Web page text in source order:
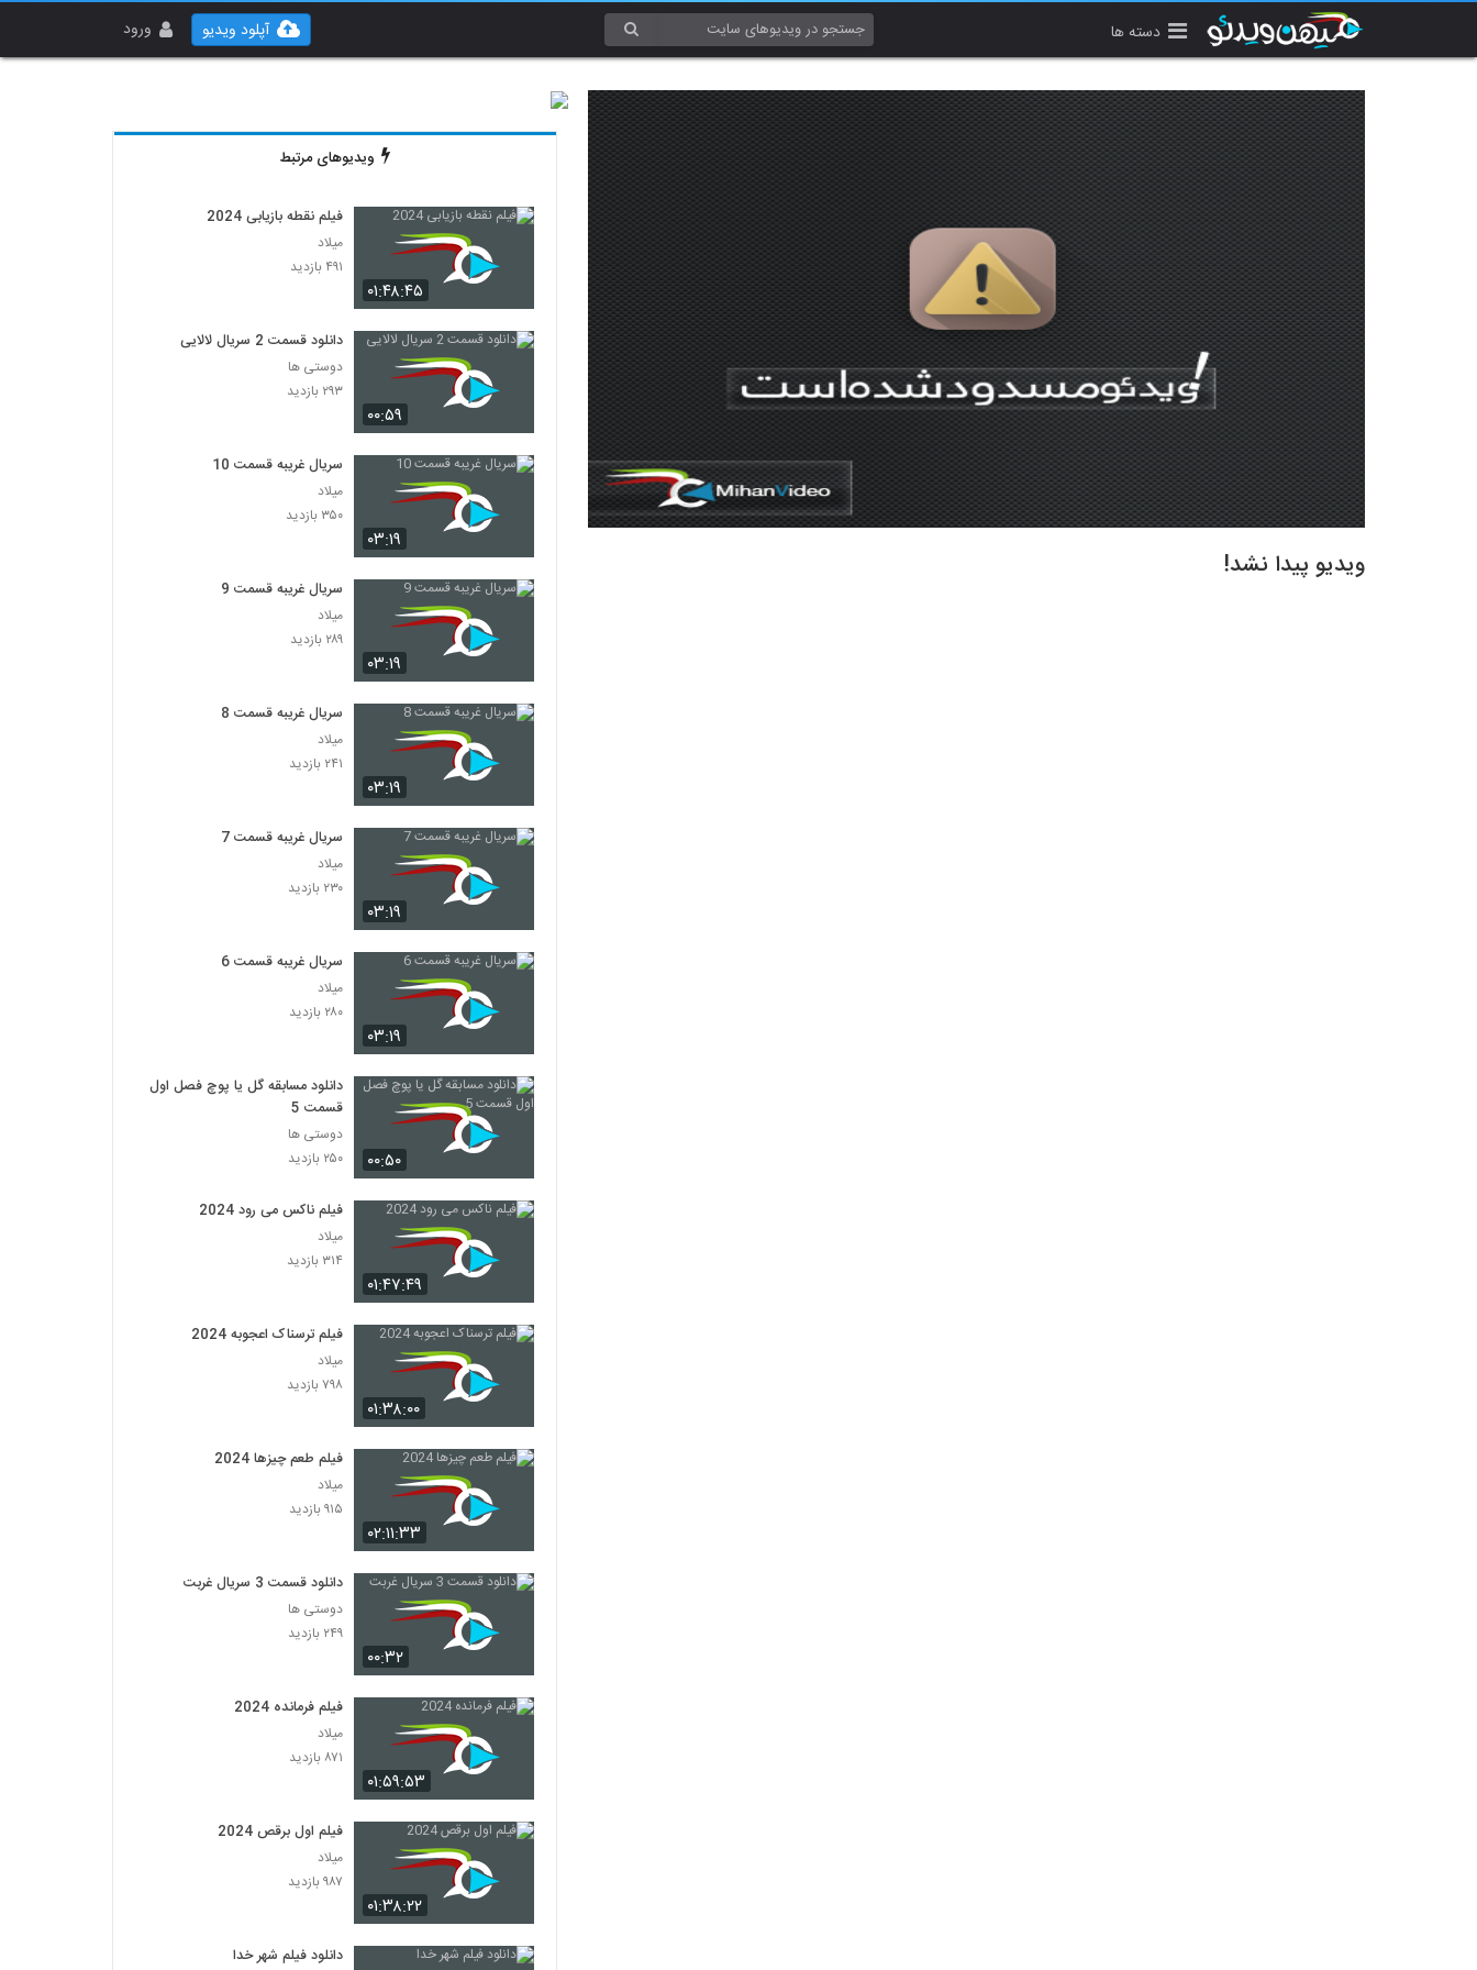
دسته ها ورود آپلود ویدیو
ویدیو پیدا نشد!
ویدیوهای مرتبط
۰۱:۴۸:۴۵
فیلم نقطه بازیابی 2024
میلاد
۴۹۱ بازدید
۰۰:۵۹
دانلود قسمت 2 سریال لالایی
دوستی ها
۲۹۳ بازدید
۰۳:۱۹
سریال غریبه قسمت 10
میلاد
۳۵۰ بازدید
۰۳:۱۹
سریال غریبه قسمت 9
میلاد
۲۸۹ بازدید
۰۳:۱۹
سریال غریبه قسمت 8
میلاد
۲۴۱ بازدید
۰۳:۱۹
سریال غریبه قسمت 7
میلاد
۲۳۰ بازدید
۰۳:۱۹
سریال غریبه قسمت 6
میلاد
۲۸۰ بازدید
۰۰:۵۰
دانلود مسابقه گل یا پوچ فصل اول
قسمت 5
دوستی ها
۲۵۰ بازدید
۰۱:۴۷:۴۹
فیلم ناکس می رود 2024
میلاد
۳۱۴ بازدید
۰۱:۳۸:۰۰
فیلم ترسناک اعجوبه 2024
میلاد
۷۹۸ بازدید
۰۲:۱۱:۳۳
فیلم طعم چیزها 2024
میلاد
۹۱۵ بازدید
۰۰:۳۲
دانلود قسمت 3 سریال غربت
دوستی ها
۲۴۹ بازدید
۰۱:۵۹:۵۳
فیلم فرمانده 2024
میلاد
۸۷۱ بازدید
۰۱:۳۸:۲۲
فیلم اول برقص 2024
میلاد
۹۸۷ بازدید
دانلود فیلم شهر خدا